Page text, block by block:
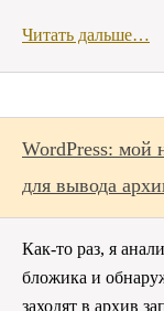
Читать дальше…
WordPress: мой
для вывода
Как-то раз, я
бложика и
заходят в архив